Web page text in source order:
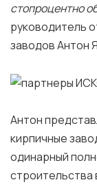
стопроцентно
руководитель
заводов Антон
Антон
кирпичные
одинарный
строительства